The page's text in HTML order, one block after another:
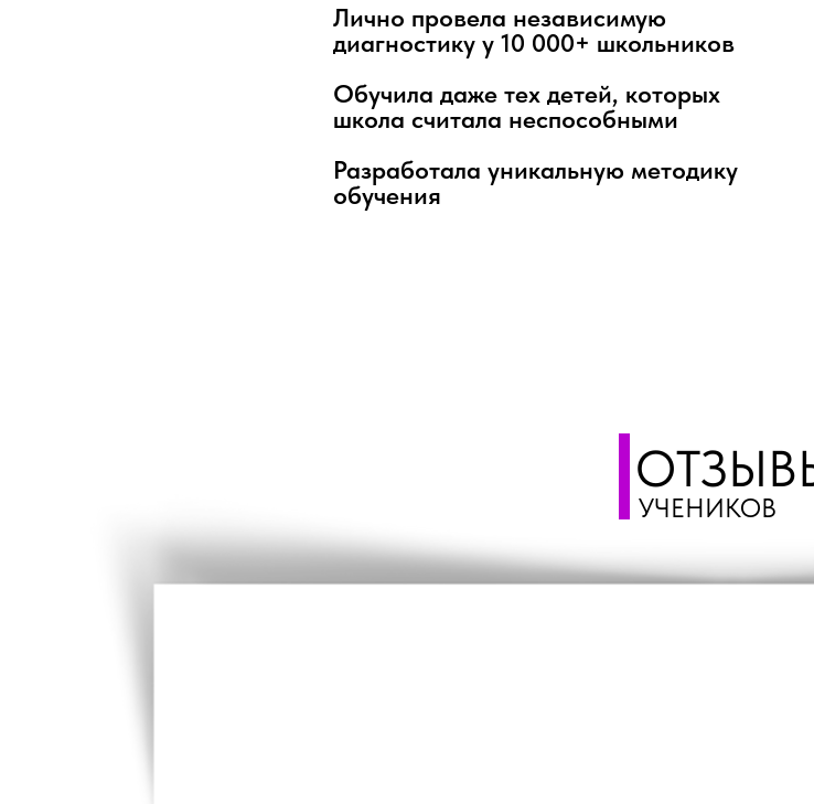
СТОИМОСТЬ
450
ОТ
Лично провела независимую
диагностику у 10 000+ школьников
Обучила даже тех детей, которых
школа считала неспособными
Разработала уникальную методику
обучения
УЧЕНИКОВ